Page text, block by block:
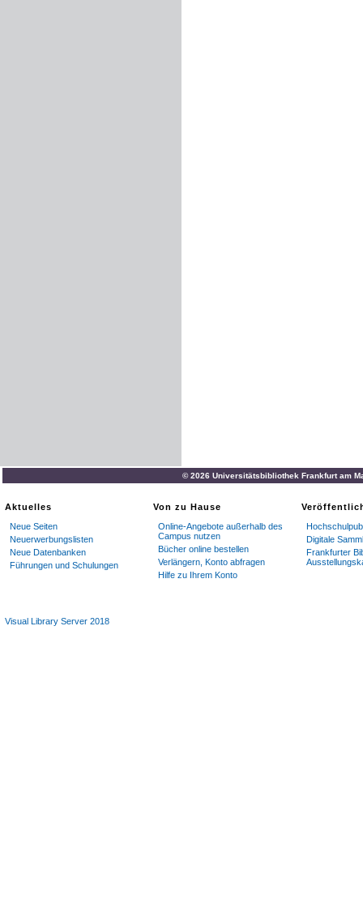
© 2026 Universitätsbibliothek Frankfurt am
Aktuelles
Neue Seiten
Neuerwerbungslisten
Neue Datenbanken
Führungen und Schulungen
Von zu Hause
Online-Angebote außerhalb des
Campus nutzen
Bücher online bestellen
Verlängern, Konto abfragen
Hilfe zu Ihrem Konto
Digitale
Frankfurter
Visual Library Server 2018